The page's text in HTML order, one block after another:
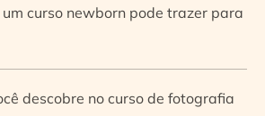
curso newborn pode trazer para
descobre no curso de fotografia